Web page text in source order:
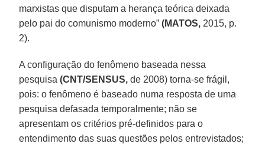
marxistas que disputam a herança teórica deixada
pelo pai do comunismo moderno”(MATOS, 2015, p.
2).
A configuração do fenômeno baseada nessa
pesquisa(CNT/SENSUS, de 2008) torna-se frágil,
pois: o fenômeno é baseado numa resposta de uma
pesquisa defasada temporalmente; não se
apresentam os critérios pré-definidos para o
entendimento das suas questões pelos entrevistados;